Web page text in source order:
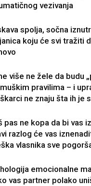
vezivanja
spolja, sočna
koju će svi tražiti
više ne žele da budu
pravilima – i
ne znaju šta ih je
pas ne kopa da bi vas
razlog će vas
vlasnika sve
emocionalne
vas partner polako